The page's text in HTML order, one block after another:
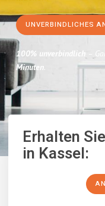
UNVERBINDLICHES
100% unverbindlich –
Minuten.
Erhalten
in Kassel: